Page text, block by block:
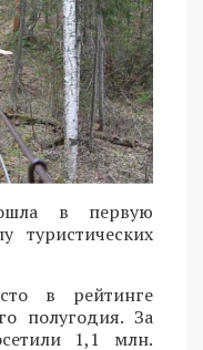
в первую
туристических
в рейтинге
полугодия. За
1,1 млн.